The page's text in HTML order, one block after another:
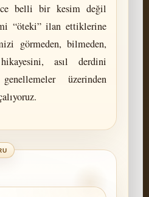
belli bir kesim değil
“öteki” ilan ettiklerine
görmeden, bilmeden,
asıl derdini
üzerinden